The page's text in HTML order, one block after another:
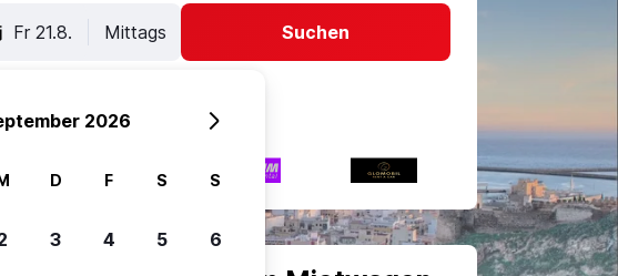
Fr 21.8. Mittags Suchen
2026
D F S S
3 4 5 6